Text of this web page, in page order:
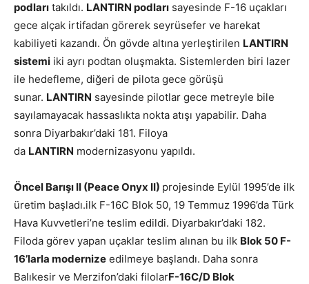
podları takıldı. LANTIRN podları sayesinde F-16 uçakları
gece alçak irtifadan görerek seyrüsefer ve harekat
kabiliyeti kazandı. Ön gövde altına yerleştirilen LANTIRN
sistemi iki ayrı podtan oluşmakta. Sistemlerden biri lazer
ile hedefleme, diğeri de pilota gece görüşü
sunar. LANTIRN sayesinde pilotlar gece metreyle bile
sayılamayacak hassaslıkta nokta atışı yapabilir. Daha
sonra Diyarbakır’daki 181. Filoya
da LANTIRN modernizasyonu yapıldı.
Öncel Barışı II (Peace Onyx II) projesinde Eylül 1995’de ilk
üretim başladı.ilk F-16C Blok 50, 19 Temmuz 1996’da Türk
Hava Kuvvetleri’ne teslim edildi. Diyarbakır’daki 182.
Filoda görev yapan uçaklar teslim alınan bu ilk Blok 50 F-
16’larla modernize edilmeye başlandı. Daha sonra
Balıkesir ve Merzifon’daki filolarF-16C/D Blok